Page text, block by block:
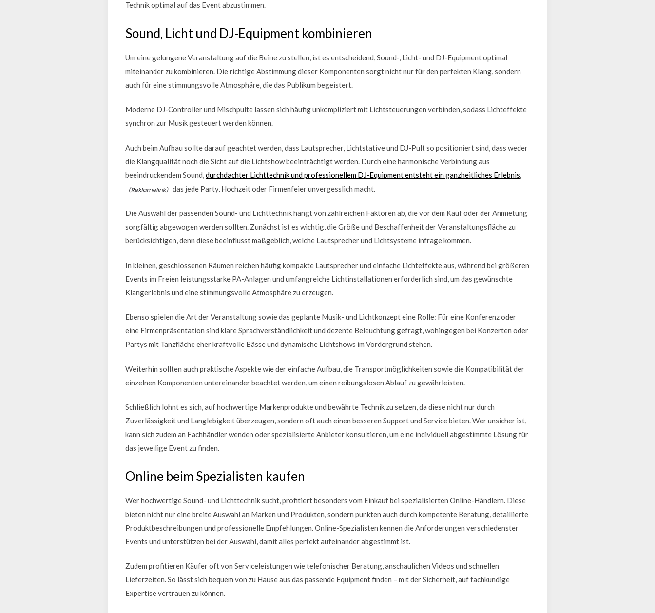
Technik optimal auf das Event abzustimmen.
Sound, Licht und DJ-Equipment kombinieren
Um eine gelungene Veranstaltung auf die Beine zu stellen, ist es entscheidend, Sound-, Licht- und DJ-Equipment optimal
miteinander zu kombinieren. Die richtige Abstimmung dieser Komponenten sorgt nicht nur für den perfekten Klang, sondern
auch für eine stimmungsvolle Atmosphäre, die das Publikum begeistert.
Moderne DJ-Controller und Mischpulte lassen sich häufig unkompliziert mit Lichtsteuerungen verbinden, sodass Lichteffekte
synchron zur Musik gesteuert werden können.
Auch beim Aufbau sollte darauf geachtet werden, dass Lautsprecher, Lichtstative und DJ-Pult so positioniert sind, dass weder
die Klangqualität noch die Sicht auf die Lichtshow beeinträchtigt werden. Durch eine harmonische Verbindung aus
beeindruckendem Sound, durchdachter Lichttechnik und professionellem DJ-Equipment entsteht ein ganzheitliches Erlebnis,
das jede Party, Hochzeit oder Firmenfeier unvergesslich macht.
Die Auswahl der passenden Sound- und Lichttechnik hängt von zahlreichen Faktoren ab, die vor dem Kauf oder der Anmietung
sorgfältig abgewogen werden sollten. Zunächst ist es wichtig, die Größe und Beschaffenheit der Veranstaltungsfläche zu
berücksichtigen, denn diese beeinflusst maßgeblich, welche Lautsprecher und Lichtsysteme infrage kommen.
In kleinen, geschlossenen Räumen reichen häufig kompakte Lautsprecher und einfache Lichteffekte aus, während bei größeren
Events im Freien leistungsstarke PA-Anlagen und umfangreiche Lichtinstallationen erforderlich sind, um das gewünschte
Klangerlebnis und eine stimmungsvolle Atmosphäre zu erzeugen.
Ebenso spielen die Art der Veranstaltung sowie das geplante Musik- und Lichtkonzept eine Rolle: Für eine Konferenz oder
eine Firmenpräsentation sind klare Sprachverständlichkeit und dezente Beleuchtung gefragt, wohingegen bei Konzerten oder
Partys mit Tanzfläche eher kraftvolle Bässe und dynamische Lichtshows im Vordergrund stehen.
Weiterhin sollten auch praktische Aspekte wie der einfache Aufbau, die Transportmöglichkeiten sowie die Kompatibilität der
einzelnen Komponenten untereinander beachtet werden, um einen reibungslosen Ablauf zu gewährleisten.
Schließlich lohnt es sich, auf hochwertige Markenprodukte und bewährte Technik zu setzen, da diese nicht nur durch
Zuverlässigkeit und Langlebigkeit überzeugen, sondern oft auch einen besseren Support und Service bieten. Wer unsicher ist,
kann sich zudem an Fachhändler wenden oder spezialisierte Anbieter konsultieren, um eine individuell abgestimmte Lösung für
das jeweilige Event zu finden.
Online beim Spezialisten kaufen
Wer hochwertige Sound- und Lichttechnik sucht, profitiert besonders vom Einkauf bei spezialisierten Online-Händlern. Diese
bieten nicht nur eine breite Auswahl an Marken und Produkten, sondern punkten auch durch kompetente Beratung, detaillierte
Produktbeschreibungen und professionelle Empfehlungen. Online-Spezialisten kennen die Anforderungen verschiedenster
Events und unterstützen bei der Auswahl, damit alles perfekt aufeinander abgestimmt ist.
Zudem profitieren Käufer oft von Serviceleistungen wie telefonischer Beratung, anschaulichen Videos und schnellen
Lieferzeiten. So lässt sich bequem von zu Hause aus das passende Equipment finden – mit der Sicherheit, auf fachkundige
Expertise vertrauen zu können.